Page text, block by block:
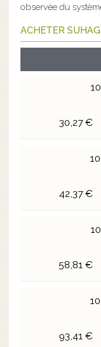
observée du
ACHETER
30,27 €
42,37 €
58,81 €
93,41 €